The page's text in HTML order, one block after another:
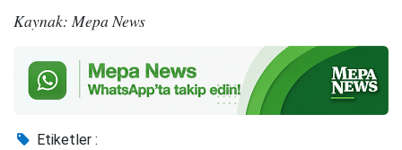
Kaynak: Mepa News
Etiketler :